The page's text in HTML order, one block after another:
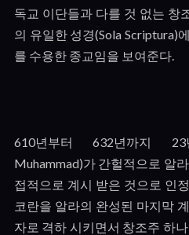
독교 이단들과 다를 것 없는 창
의 유일한 성경(Sola Scriptura)
를 수용한 종교임을 보여준다.
610년부터632년까지 23
Muhammad)가 간헐적으로 알
접적으로 계시 받은 것으로 인
코란을 알라의 완성된 마지막
자로 격하 시키면서 창조주 하